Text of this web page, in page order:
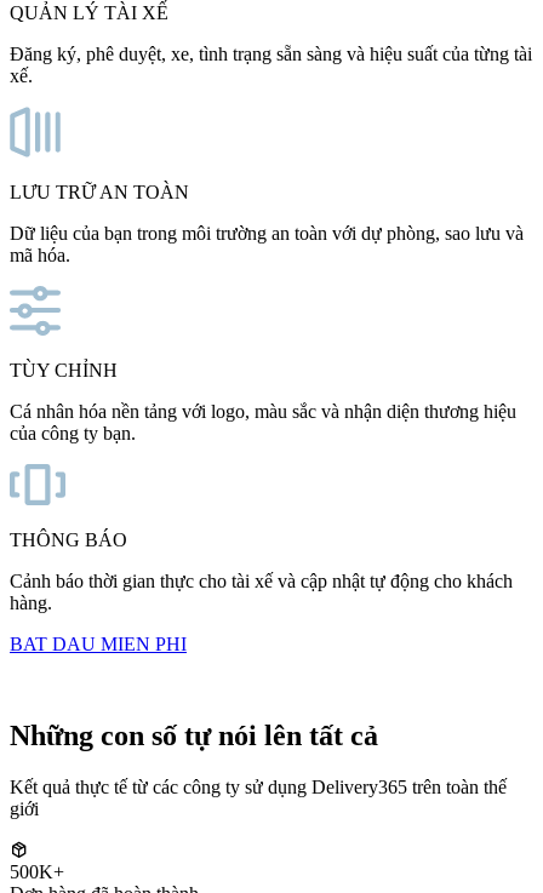
QUẢN LÝ TÀI XẾ
Đăng ký, phê duyệt, xe, tình trạng sẵn sàng và hiệu suất của từng tài
xế.
LƯU TRỮ AN TOÀN
Dữ liệu của bạn trong môi trường an toàn với dự phòng, sao lưu và
mã hóa.
TÙY CHỈNH
Cá nhân hóa nền tảng với logo, màu sắc và nhận diện thương hiệu
của công ty bạn.
THÔNG BÁO
Cảnh báo thời gian thực cho tài xế và cập nhật tự động cho khách
hàng.
BAT DAU MIEN PHI
Những con số tự nói lên tất cả
Kết quả thực tế từ các công ty sử dụng Delivery365 trên toàn thế
giới
500K+